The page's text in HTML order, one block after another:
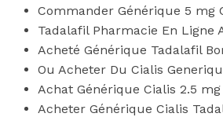
Commander Générique 5 mg
Tadalafil Pharmacie En Ligne
Acheté Générique Tadalafil
Ou Acheter Du Cialis
Achat Générique Cialis 2.5
Acheter Générique Cialis